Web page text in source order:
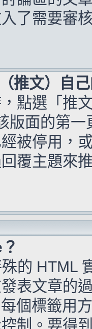
了需要審
推文）自
點選「推
版面的第
被停用，
覆主題來
的 HTML
表文章的
個標籤用
制。要得